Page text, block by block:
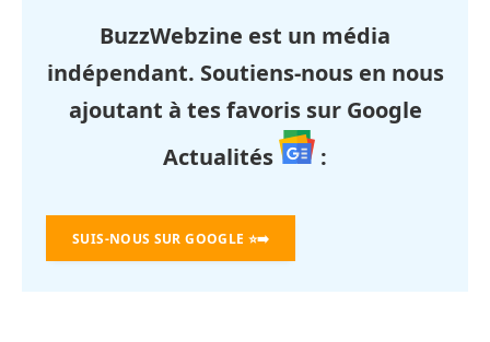
BuzzWebzine est un média
indépendant. Soutiens-nous en nous
ajoutant à tes favoris sur Google
Actualités
:
SUIS-NOUS SUR GOOGLE ⭐➡️